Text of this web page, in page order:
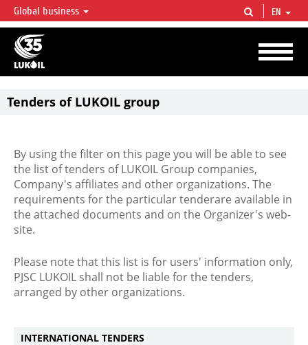
LUKOIL OVERVIEW
LUKOIL is one of the largest oil & gas vertical integrated companies in the world
accounting for over 2% of crude production and circa 1% of proved hydrocarbon
reserves globally.
Global business EN
Tenders of LUKOIL group
By using the filter on this page you will be able to see
the list of tenders of LUKOIL Group companies,
Company's affiliates and other organizations. The
requirements for the particular tenderare available in
the attached documents and on the Organizer's web-
site.
Please note that this list is for users' information only,
PJSC LUKOIL shall not be liable for the tenders,
arranged by other organizations.
INTERNATIONAL TENDERS